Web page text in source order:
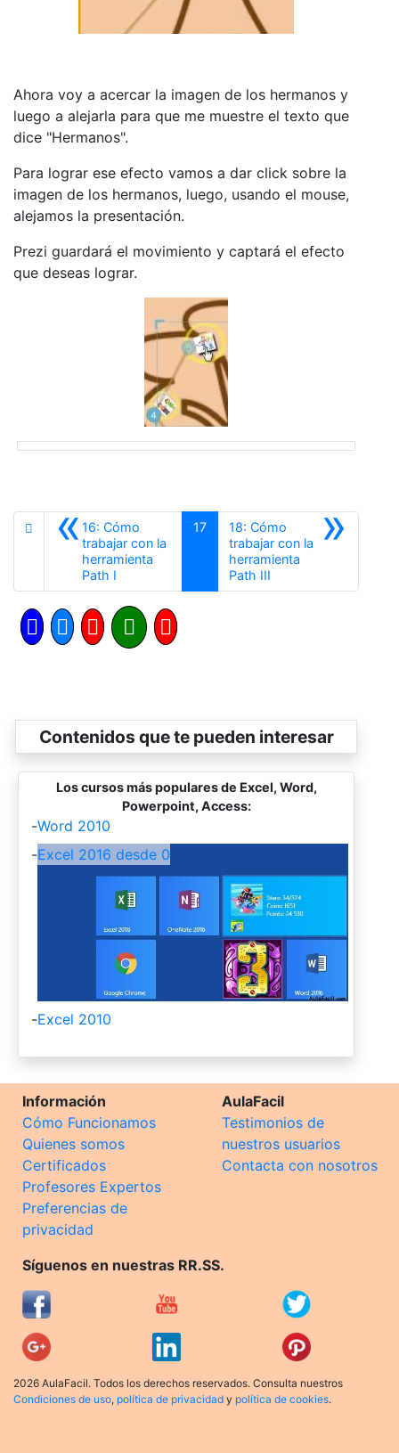
Ahora voy a acercar la imagen de los hermanos y
luego a alejarla para que me muestre el texto que
dice "Hermanos".
Para lograr ese efecto vamos a dar click sobre la
imagen de los hermanos, luego, usando el mouse,
alejamos la presentación.
Prezi guardará el movimiento y captará el efecto
que deseas lograr.
«16: Cómo
trabajar con la
herramienta
Path I
17 »
18: Cómo
trabajar con la
herramienta
Path IIISiguiente
Contenidos que te pueden interesar
Los cursos más populares de Excel, Word,
Powerpoint, Access:
-Word 2010
-Excel 2016 desde 0
-Excel 2010
Información
Cómo Funcionamos
Quienes somos
Certificados
Profesores Expertos
Preferencias de
privacidad
AulaFacil
Testimonios de
nuestros usuarios
Contacta con nosotros
Síguenos en nuestras RR.SS.
2026 AulaFacil. Todos los derechos reservados. Consulta nuestros
Condiciones de uso, política de privacidad y política de cookies.